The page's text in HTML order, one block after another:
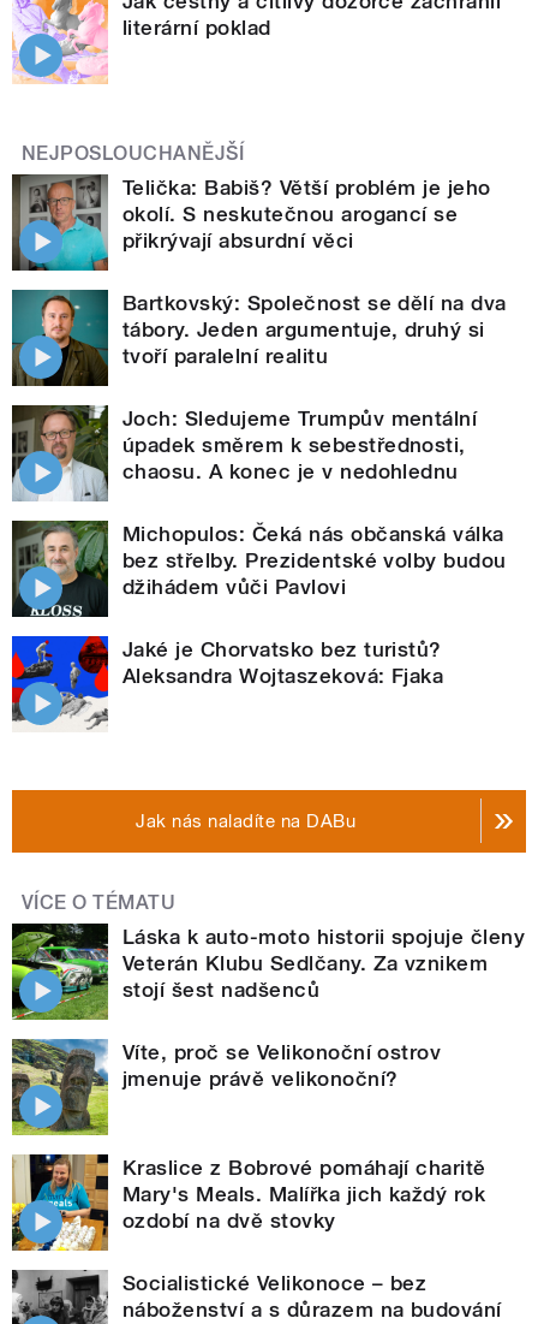
literární poklad
NEJPOSLOUCHANĚJŠÍ
Telička: Babiš? Větší problém je jeho
okolí. S neskutečnou arogancí se
přikrývají absurdní věci
Bartkovský: Společnost se dělí na dva
tábory. Jeden argumentuje, druhý si
tvoří paralelní realitu
Joch: Sledujeme Trumpův mentální
úpadek směrem k sebestřednosti,
chaosu. A konec je v nedohlednu
Michopulos: Čeká nás občanská válka
bez střelby. Prezidentské volby budou
džihádem vůči Pavlovi
Jaké je Chorvatsko bez turistů?
Aleksandra Wojtaszeková: Fjaka
Jak nás naladíte na DABu
VÍCE O TÉMATU
Láska k auto-moto historii spojuje členy
Veterán Klubu Sedlčany. Za vznikem
stojí šest nadšenců
Víte, proč se Velikonoční ostrov
jmenuje právě velikonoční?
Kraslice z Bobrové pomáhají charitě
Mary's Meals. Malířka jich každý rok
ozdobí na dvě stovky
Socialistické Velikonoce – bez
náboženství a s důrazem na budování